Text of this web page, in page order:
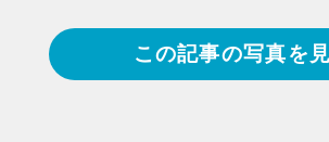
この記事の写真を